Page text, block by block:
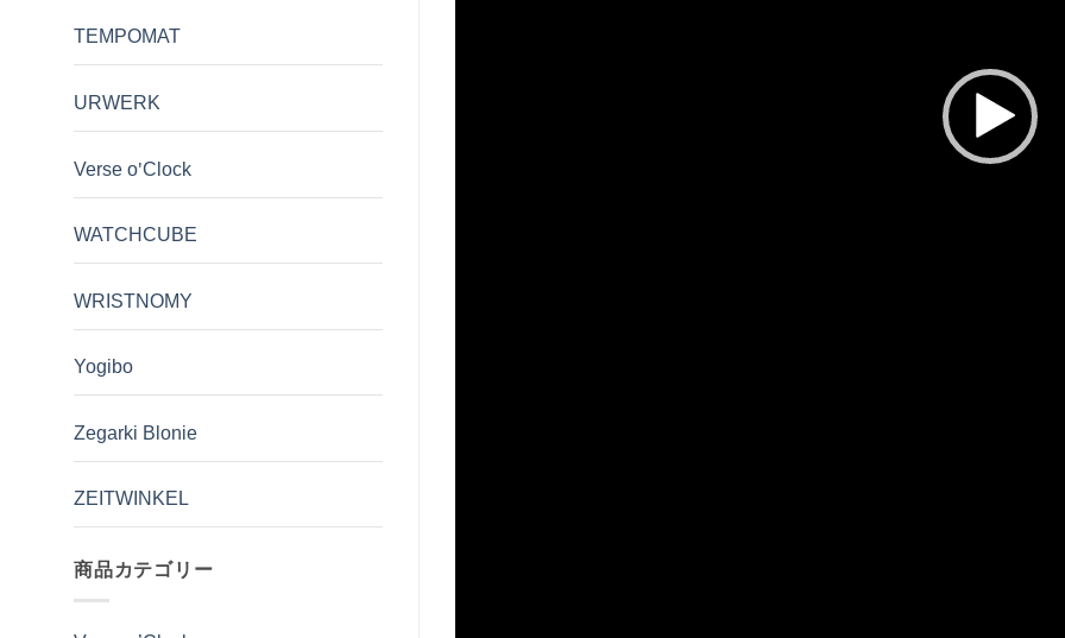
TEMPOMAT
URWERK
Verse o'Clock
WATCHCUBE
WRISTNOMY
Yogibo
Zegarki Blonie
ZEITWINKEL
商品カテゴリー